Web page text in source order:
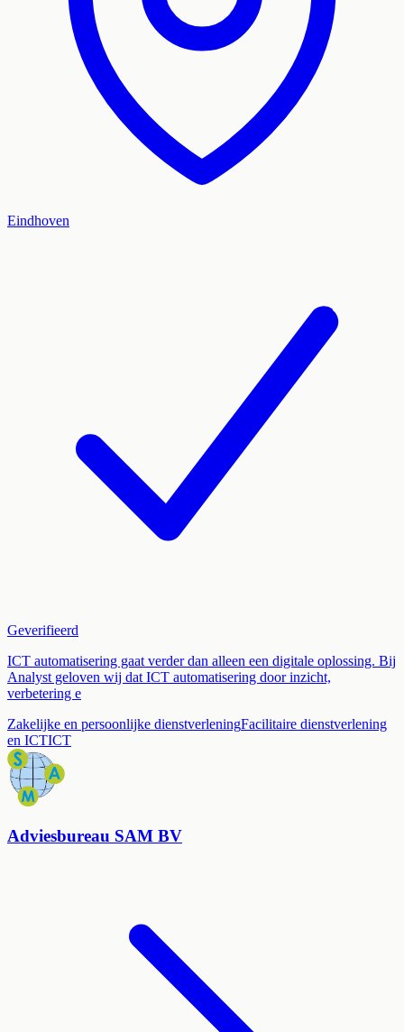
Eindhoven
Geverifieerd
ICT automatisering gaat verder dan alleen een digitale oplossing. Bij
Analyst geloven wij dat ICT automatisering door inzicht,
verbetering e
Zakelijke en persoonlijke dienstverleningFacilitaire dienstverlening
en ICTICT
Adviesbureau SAM BV